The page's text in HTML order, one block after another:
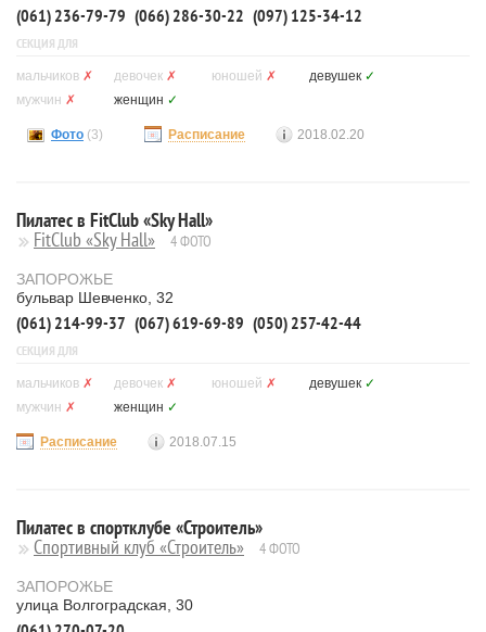
(061) 236-79-79 (066) 286-30-22 (097) 125-34-12
СЕКЦИЯ ДЛЯ
мальчиков ✗ девочек ✗ юношей ✗ девушек ✓
мужчин ✗ женщин ✓
Фото (3) Расписание 2018.02.20
Пилатес в FitClub «Sky Hall»
FitClub «Sky Hall» 4 ФОТО
ЗАПОРОЖЬЕ
бульвар Шевченко, 32
(061) 214-99-37 (067) 619-69-89 (050) 257-42-44
СЕКЦИЯ ДЛЯ
мальчиков ✗ девочек ✗ юношей ✗ девушек ✓
мужчин ✗ женщин ✓
Расписание 2018.07.15
Пилатес в спортклубе «Строитель»
Спортивный клуб «Строитель» 4 ФОТО
ЗАПОРОЖЬЕ
улица Волгоградская, 30